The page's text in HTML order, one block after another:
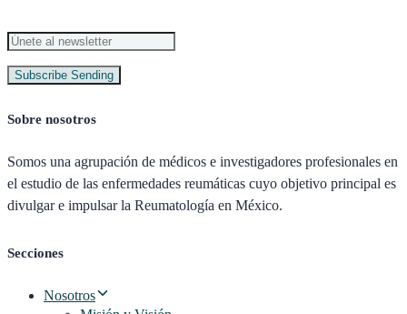
Subscribe Sending
Sobre nosotros
Somos una agrupación de médicos e investigadores profesionales en
el estudio de las enfermedades reumáticas cuyo objetivo principal es
divulgar e impulsar la Reumatología en México.
Secciones
Nosotros